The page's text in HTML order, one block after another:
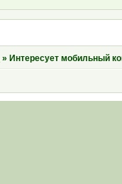
»Интересует мобильный